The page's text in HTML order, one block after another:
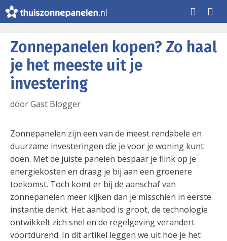
naar
inhoud
Zonnepanelen kopen? Zo haal
je het meeste uit je
investering
doorGast Blogger
Zonnepanelen zijn een van de meest rendabele en
duurzame investeringen die je voor je woning kunt
doen. Met de juiste panelen bespaar je flink op je
energiekosten en draag je bij aan een groenere
toekomst. Toch komt er bij de aanschaf van
zonnepanelen meer kijken dan je misschien in eerste
instantie denkt. Het aanbod is groot, de technologie
ontwikkelt zich snel en de regelgeving verandert
voortdurend. In dit artikel leggen we uit hoe je het